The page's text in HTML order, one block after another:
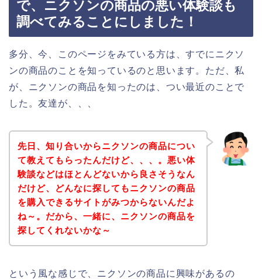
で、ニクソンの商品の悪い体験談も
調べてみることにしました！
多分、今、このページをみている方は、すでにニクソ
ンの商品のことを知っているのと思います。ただ、私
が、ニクソンの商品を知ったのは、つい最近のことで
した。友達が、、、
先日、知り合いからニクソンの商品につい
て教えてもらったんだけど、、、。悪い体
験談などはほとんどないから良さそうなん
だけど、どんなに探してもニクソンの商品
を購入できるサイトがみつからないんだよ
ね～。だから、一緒に、ニクソンの商品を
探してくれないかな～
という風な感じで、ニクソンの商品に興味があるの